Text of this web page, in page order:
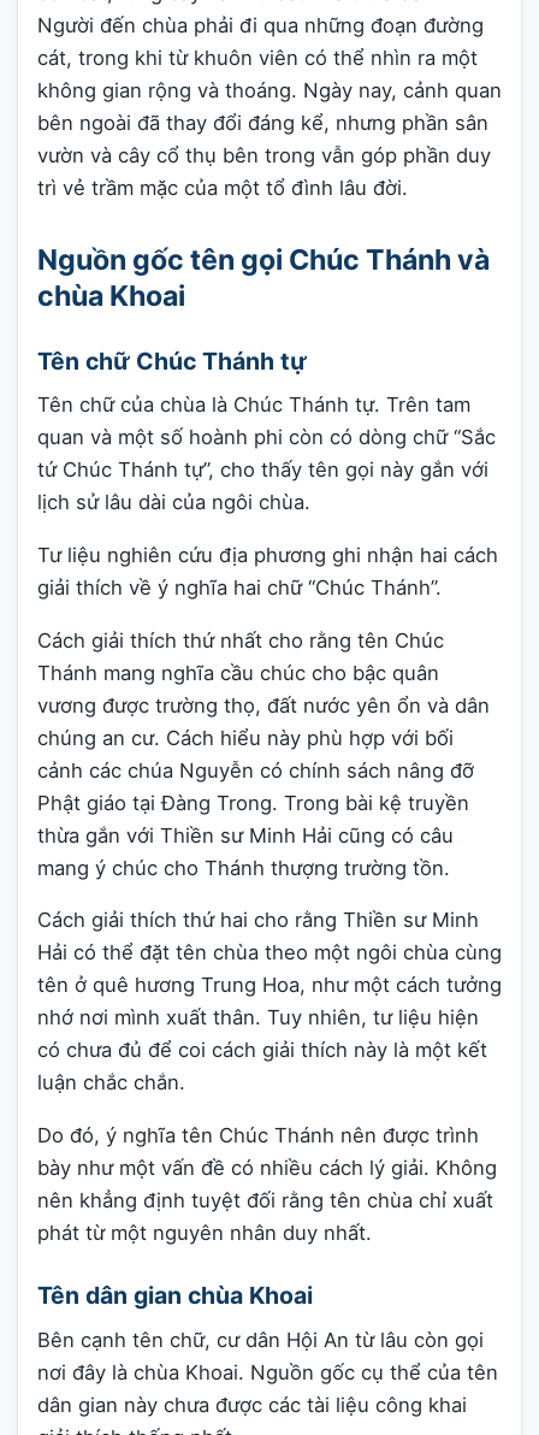
Người đến chùa phải đi qua những đoạn đường
cát, trong khi từ khuôn viên có thể nhìn ra một
không gian rộng và thoáng. Ngày nay, cảnh quan
bên ngoài đã thay đổi đáng kể, nhưng phần sân
vườn và cây cổ thụ bên trong vẫn góp phần duy
trì vẻ trầm mặc của một tổ đình lâu đời.
Nguồn gốc tên gọi Chúc Thánh và
chùa Khoai
Tên chữ Chúc Thánh tự
Tên chữ của chùa là Chúc Thánh tự. Trên tam
quan và một số hoành phi còn có dòng chữ “Sắc
tứ Chúc Thánh tự”, cho thấy tên gọi này gắn với
lịch sử lâu dài của ngôi chùa.
Tư liệu nghiên cứu địa phương ghi nhận hai cách
giải thích về ý nghĩa hai chữ “Chúc Thánh”.
Cách giải thích thứ nhất cho rằng tên Chúc
Thánh mang nghĩa cầu chúc cho bậc quân
vương được trường thọ, đất nước yên ổn và dân
chúng an cư. Cách hiểu này phù hợp với bối
cảnh các chúa Nguyễn có chính sách nâng đỡ
Phật giáo tại Đàng Trong. Trong bài kệ truyền
thừa gắn với Thiền sư Minh Hải cũng có câu
mang ý chúc cho Thánh thượng trường tồn.
Cách giải thích thứ hai cho rằng Thiền sư Minh
Hải có thể đặt tên chùa theo một ngôi chùa cùng
tên ở quê hương Trung Hoa, như một cách tưởng
nhớ nơi mình xuất thân. Tuy nhiên, tư liệu hiện
có chưa đủ để coi cách giải thích này là một kết
luận chắc chắn.
Do đó, ý nghĩa tên Chúc Thánh nên được trình
bày như một vấn đề có nhiều cách lý giải. Không
nên khẳng định tuyệt đối rằng tên chùa chỉ xuất
phát từ một nguyên nhân duy nhất.
Tên dân gian chùa Khoai
Bên cạnh tên chữ, cư dân Hội An từ lâu còn gọi
nơi đây là chùa Khoai. Nguồn gốc cụ thể của tên
dân gian này chưa được các tài liệu công khai